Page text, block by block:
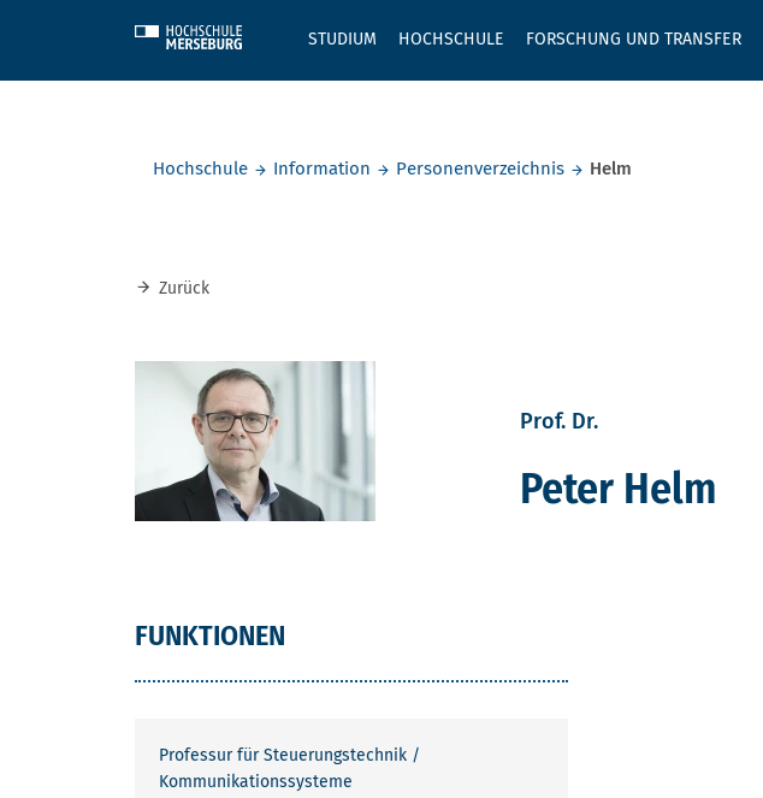
STUDIUM HOCHSCHULE FORSCHUNG UND TRANSFER
Hochschule
Information Personenverzeichnis Helm
Zurück
Prof. Dr.
Peter Helm
FUNKTIONEN
Professur für Steuerungstechnik /
Kommunikationssysteme